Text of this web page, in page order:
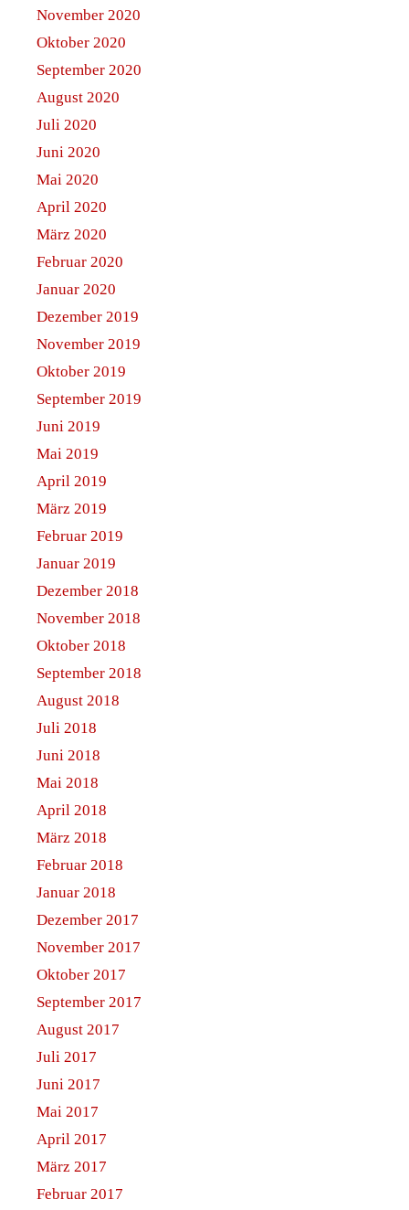
November 2020
Oktober 2020
September 2020
August 2020
Juli 2020
Juni 2020
Mai 2020
April 2020
März 2020
Februar 2020
Januar 2020
Dezember 2019
November 2019
Oktober 2019
September 2019
Juni 2019
Mai 2019
April 2019
März 2019
Februar 2019
Januar 2019
Dezember 2018
November 2018
Oktober 2018
September 2018
August 2018
Juli 2018
Juni 2018
Mai 2018
April 2018
März 2018
Februar 2018
Januar 2018
Dezember 2017
November 2017
Oktober 2017
September 2017
August 2017
Juli 2017
Juni 2017
Mai 2017
April 2017
März 2017
Februar 2017